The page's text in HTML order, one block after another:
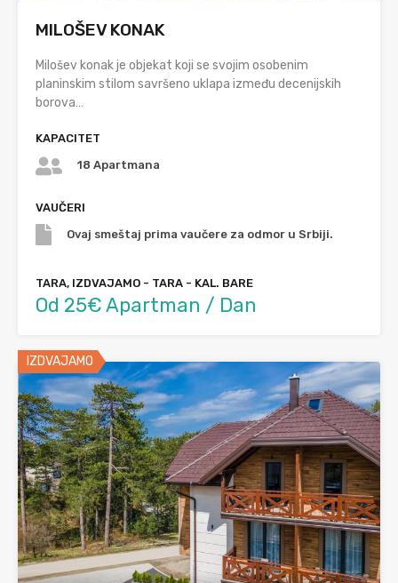
MILOŠEV KONAK
Milošev konak je objekat koji se svojim osobenim
planinskim stilom savršeno uklapa između decenijskih
borova…
KAPACITET
18 Apartmana
VAUČERI
Ovaj smeštaj prima vaučere za odmor u Srbiji.
TARA, IZDVAJAMO - TARA - KAL. BARE
Od 25€ Apartman / Dan
IZDVAJAMO